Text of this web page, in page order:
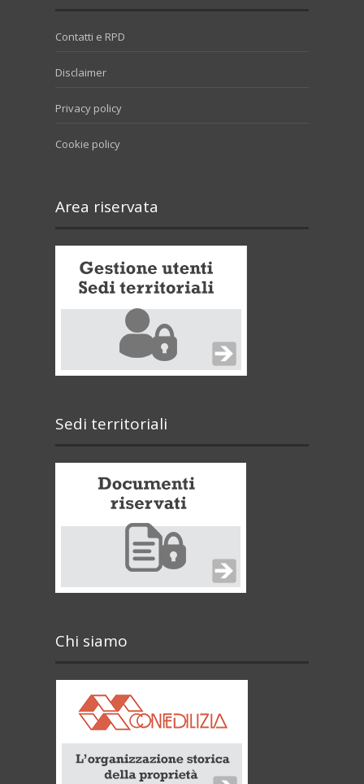
Contatti e RPD
Disclaimer
Privacy policy
Cookie policy
Area riservata
Sedi territoriali
Chi siamo